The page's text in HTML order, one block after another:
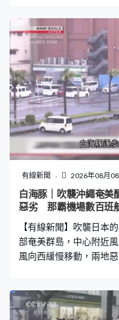
契奇高規格接待。儀仗
儀仗隊並與雙方官員問
政府大樓、多瑙河畔的
席合作備忘錄簽字儀式
是我作為總統和塞爾維
案，即各成員國領土完
亦很感謝烏克蘭支持塞
論認為塞爾維亞一直是
方目前在經濟和戰略利
盟多年未竟全功的塞爾
俄陣營之間。烏克蘭正
疏遠俄羅斯，但武契奇
度，包括仍不會加入對
指控塞爾維亞軍火商經
有線新聞 2026年08月08
白海豚｜吹襲沖繩奄
惡劣 那霸機場數百班
【有線新聞】吹襲日本
部奄美群島，中心附近
風向西緩慢移動，兩地
斷翻起大浪。沖繩本島
約132公里，連接宮古